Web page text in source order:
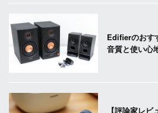
Edifierのおす
音質と使い心
【評論家レ